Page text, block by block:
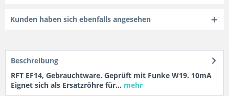
Kunden haben sich ebenfalls angesehen
Beschreibung
RFT EF14, Gebrauchtware. Geprüft mit Funke W19. 10mA
Eignet sich als Ersatzröhre für... mehr